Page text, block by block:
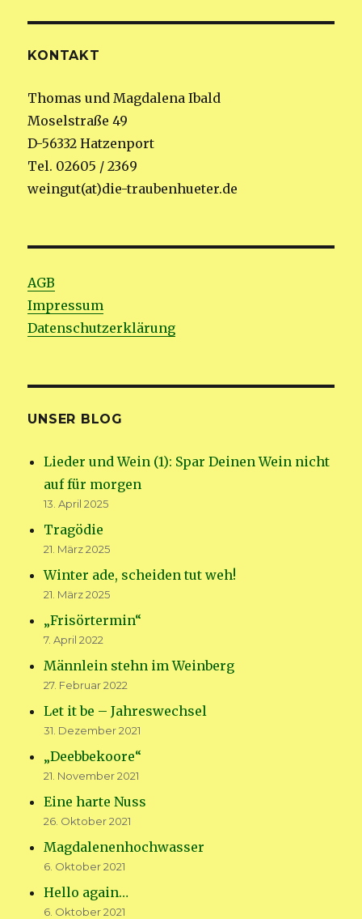
KONTAKT
Thomas und Magdalena Ibald
Moselstraße 49
D-56332 Hatzenport
Tel. 02605 / 2369
weingut(at)die-traubenhueter.de
AGB
Impressum
Datenschutzerklärung
UNSER BLOG
Lieder und Wein (1): Spar Deinen Wein nicht
auf für morgen
13. April 2025
Tragödie
21. März 2025
Winter ade, scheiden tut weh!
21. März 2025
„Frisörtermin“
7. April 2022
Männlein stehn im Weinberg
27. Februar 2022
Let it be – Jahreswechsel
31. Dezember 2021
„Deebbekoore“
21. November 2021
Eine harte Nuss
26. Oktober 2021
Magdalenenhochwasser
6. Oktober 2021
Hello again…
6. Oktober 2021